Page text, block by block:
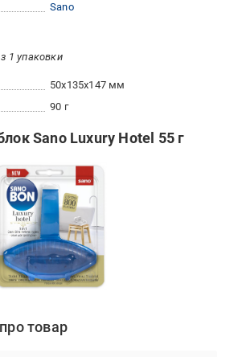
Sano
1 упаковки
50x135x147 мм
90 г
Sano Luxury Hotel 55 г
товар